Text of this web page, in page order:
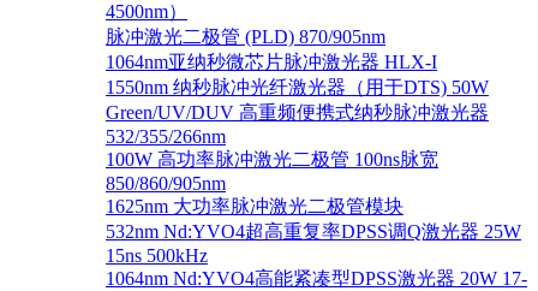
4500nm）
脉冲激光二极管 (PLD) 870/905nm
1064nm亚纳秒微芯片脉冲激光器 HLX-I
1550nm 纳秒脉冲光纤激光器（用于DTS) 50W
Green/UV/DUV 高重频便携式纳秒脉冲激光器
532/355/266nm
100W 高功率脉冲激光二极管 100ns脉宽
850/860/905nm
1625nm 大功率脉冲激光二极管模块
532nm Nd:YVO4超高重复率DPSS调Q激光器 25W
15ns 500kHz
1064nm Nd:YVO4高能紧凑型DPSS激光器 20W 17-